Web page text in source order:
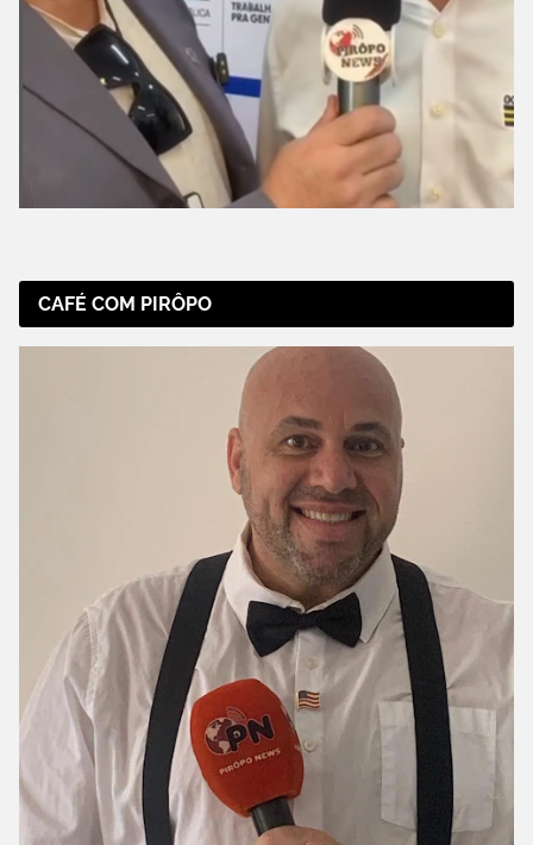
CAFÉ COM PIRÔPO